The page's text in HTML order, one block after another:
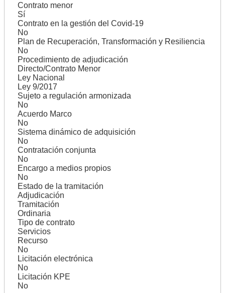
Contrato menor
Sí
Contrato en la gestión del Covid-19
No
Plan de Recuperación, Transformación y Resiliencia
No
Procedimiento de adjudicación
Directo/Contrato Menor
Ley Nacional
Ley 9/2017
Sujeto a regulación armonizada
No
Acuerdo Marco
No
Sistema dinámico de adquisición
No
Contratación conjunta
No
Encargo a medios propios
No
Estado de la tramitación
Adjudicación
Tramitación
Ordinaria
Tipo de contrato
Servicios
Recurso
No
Licitación electrónica
No
Licitación KPE
No